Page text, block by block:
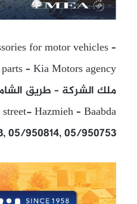
for motor vehicles –
– Kia Motors agency
ملك الشركة – طريق
Hazmieh – Baabda
05/950814, 05/950753